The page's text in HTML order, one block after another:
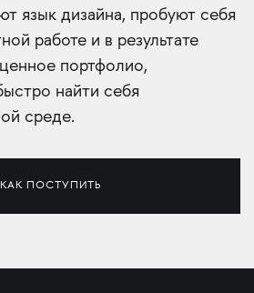
язык дизайна, пробуют себя
работе и в результате
портфолио,
найти себя
среде.
КАК ПОСТУПИТЬ